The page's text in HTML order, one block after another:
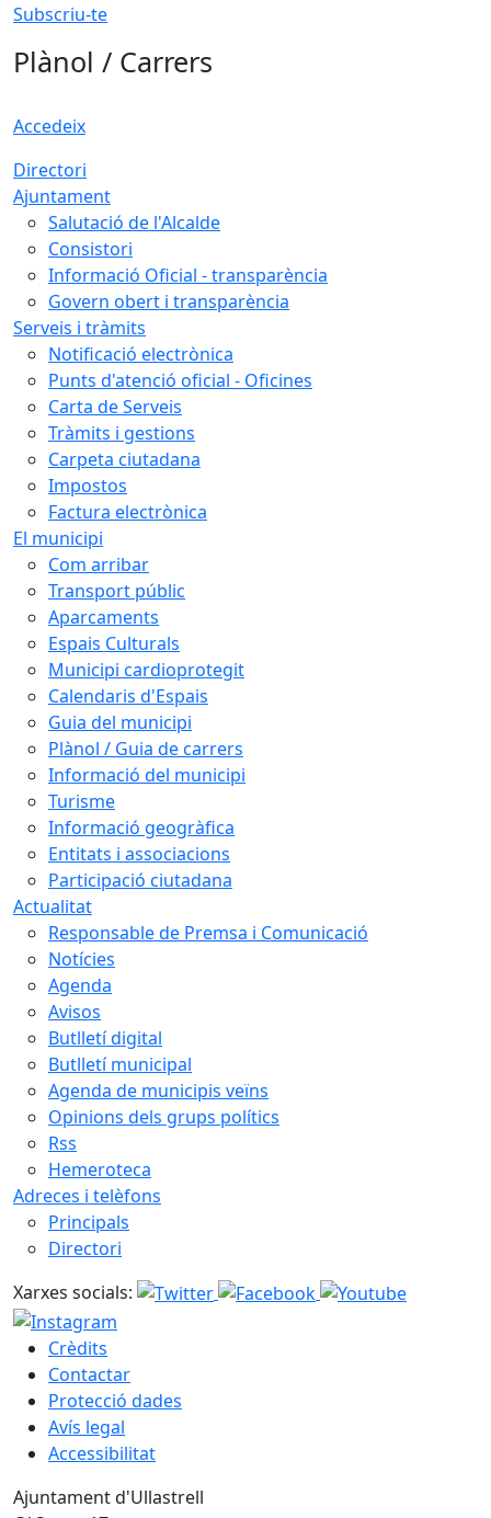
Subscriu-te
Plànol / Carrers
Accedeix
Directori
Ajuntament
Salutació de l'Alcalde
Consistori
Informació Oficial - transparència
Govern obert i transparència
Serveis i tràmits
Notificació electrònica
Punts d'atenció oficial - Oficines
Carta de Serveis
Tràmits i gestions
Carpeta ciutadana
Impostos
Factura electrònica
El municipi
Com arribar
Transport públic
Aparcaments
Espais Culturals
Municipi cardioprotegit
Calendaris d'Espais
Guia del municipi
Plànol / Guia de carrers
Informació del municipi
Turisme
Informació geogràfica
Entitats i associacions
Participació ciutadana
Actualitat
Responsable de Premsa i Comunicació
Notícies
Agenda
Avisos
Butlletí digital
Butlletí municipal
Agenda de municipis veïns
Opinions dels grups polítics
Rss
Hemeroteca
Adreces i telèfons
Principals
Directori
Xarxes socials:
Crèdits
Contactar
Protecció dades
Avís legal
Accessibilitat
Ajuntament d'Ullastrell